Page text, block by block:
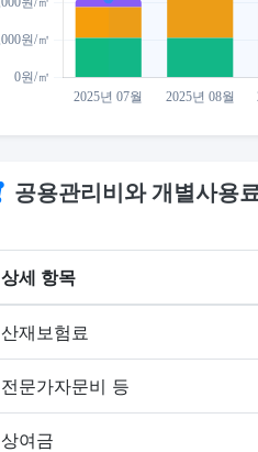
공용관리비와 개별사용
상세 항목
산재보험료
전문가자문비 등
상여금